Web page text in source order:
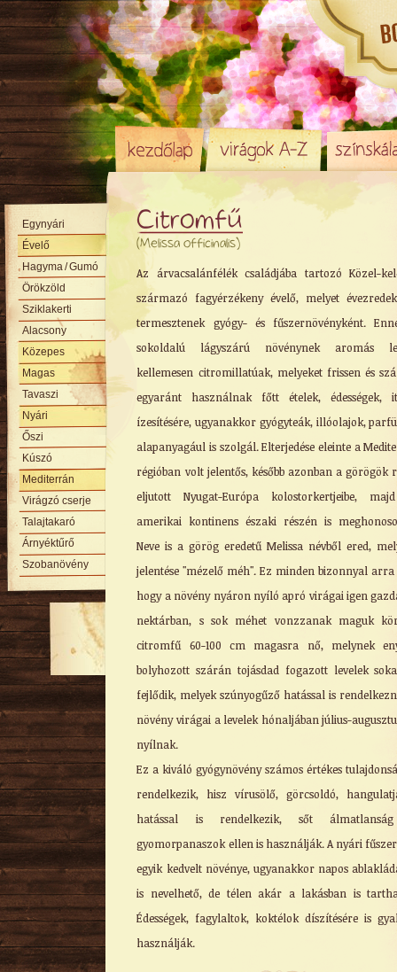
Citromfű
(Melissa officinalis)
Az árvacsalánfélék családjába tartozó Közel-
származó fagyérzékeny évelő, melyet
termesztenek gyógy- és fűszernövényként.
sokoldalú lágyszárú növénynek aromás
kellemesen citromillatúak, melyeket frissen és
egyaránt használnak főtt ételek, édességek,
ízesítésére, ugyanakkor gyógyteák, illóolajok,
alapanyagául is szolgál. Elterjedése eleinte a
régióban volt jelentős, később azonban a görögök
eljutott Nyugat-Európa kolostorkertjeibe,
amerikai kontinens északi részén is
Neve is a görög eredetű Melissa névből ered,
jelentése "mézelő méh". Ez minden bizonnyal
hogy a növény nyáron nyíló apró virágai igen
nektárban, s sok méhet vonzzanak maguk
citromfű 60-100 cm magasra nő, melynek
bolyhozott szárán tojásdad fogazott levelek
fejlődik, melyek szúnyogűző hatással is
növény virágai a levelek hónaljában július-
nyílnak.
Ez a kiváló gyógynövény számos értékes
rendelkezik, hisz vírusölő, görcsoldó,
hatással is rendelkezik, sőt
gyomorpanaszok ellen is használják. A nyári
egyik kedvelt növénye, ugyanakkor napos
is nevelhető, de télen akár a lakásban is
Édességek, fagylaltok, koktélok díszítésére is
használják.
Egynyári
Évelő
Hagyma/ Gumó
Örökzöld
Sziklakerti
Alacsony
Közepes
Magas
Tavaszi
Nyári
Őszi
Kúszó
Mediterrán
Virágzó cserje
Talajtakaró
Árnyéktűrő
Szobanövény